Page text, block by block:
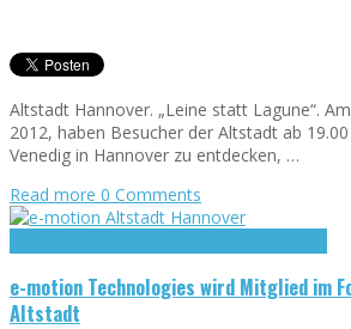
Altstadt Hannover. „Leine statt Lagune“.
2012, haben Besucher der Altstadt ab
Venedig in Hannover zu entdecken, …
Read more 0 Comments
e-motion Technologies wird Mitglied im
Altstadt